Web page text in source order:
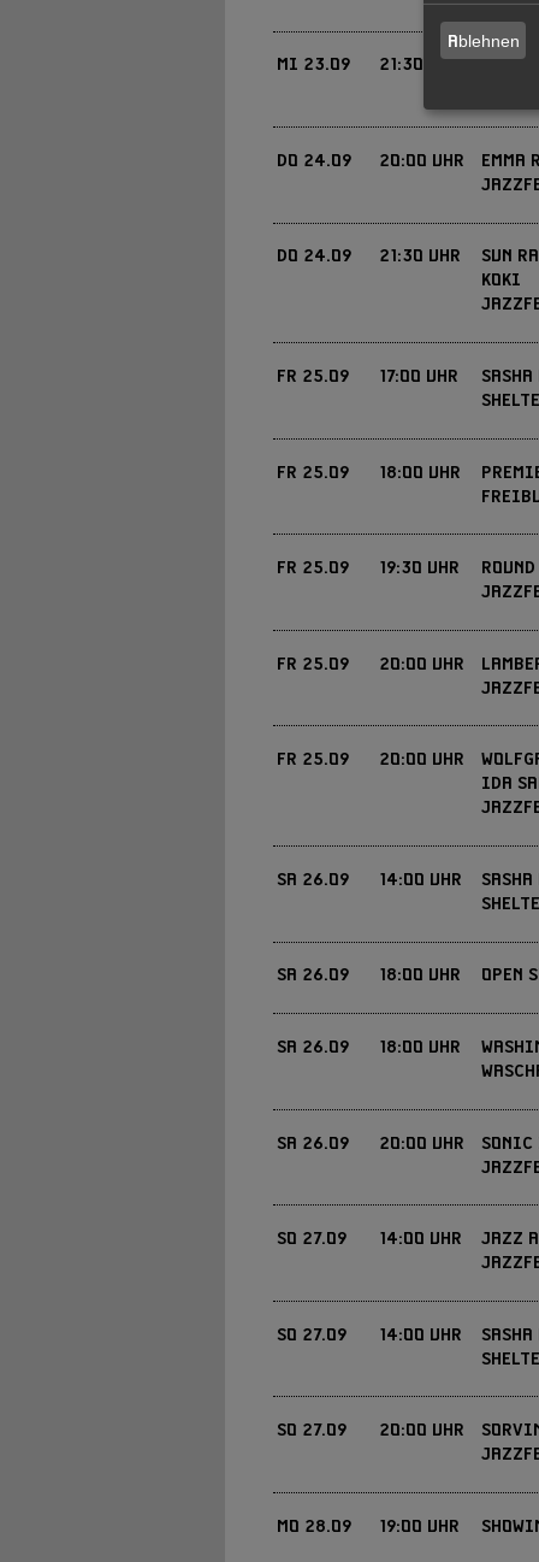
EINTRITTVVK 11 € / 15 € / AK
KOSTENFREI.
JETZT KARTEN KAUFEN »
DIE VORRUNDEN
€/ 19 €
EINTRITT FREI, HUT GEHT RUM
MI 23.09 21:30 UHR
DO 24.09 20:00 UHR
EMMA
EINTRITTVVK 23 €-33 € / 29 €-
DO 24.09 21:30 UHR
SUN
KOKI
EINTRITTSIEHE: WWW.KOKI-
FR 25.09 17:00 UHR
EINTRITTFREI
FR 25.09 18:00 UHR
5€ / NUR
FR 25.09 19:30 UHR
FR 25.09 20:00 UHR
EINTRITTVVK 24 € / 28 € | AK
FR 25.09 20:00 UHR
IDA
VVK 41 € / 45 € | AK
SA 26.09 14:00 UHR
EINTRITT FREI
SA 26.09 18:00 UHR OPEN
5€ / NUR
SA 26.09 18:00 UHR
EINTRITT FREI
SA 26.09 20:00 UHR
SONIC
VVK SITZ: 23 € / 27
JETZT KARTEN KAUFEN »
SO 27.09 14:00 UHR
JAZZ
EINTRITT FREI
SO 27.09 14:00 UHR
SO 27.09 20:00 UHR
MO 28.09 19:00 UHR
Ablehnen